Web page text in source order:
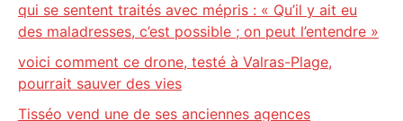
qui se sentent traités avec mépris : « Qu’il y ait eu
des maladresses, c’est possible ; on peut l’entendre »
voici comment ce drone, testé à Valras-Plage,
pourrait sauver des vies
Tisséo vend une de ses anciennes agences